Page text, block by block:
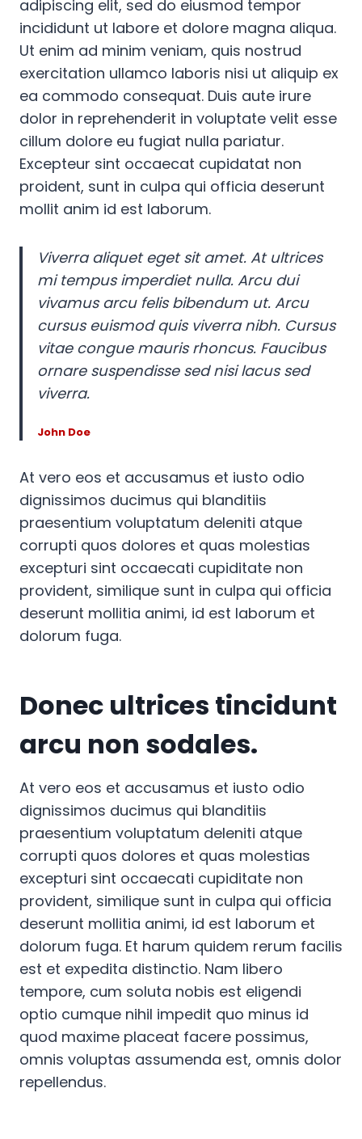
adipiscing elit, sed do eiusmod tempor
incididunt ut labore et dolore magna aliqua.
Ut enim ad minim veniam, quis nostrud
exercitation ullamco laboris nisi ut aliquip ex
ea commodo consequat. Duis aute irure
dolor in reprehenderit in voluptate velit esse
cillum dolore eu fugiat nulla pariatur.
Excepteur sint occaecat cupidatat non
proident, sunt in culpa qui officia deserunt
mollit anim id est laborum.
Viverra aliquet eget sit amet. At ultrices
mi tempus imperdiet nulla. Arcu dui
vivamus arcu felis bibendum ut. Arcu
cursus euismod quis viverra nibh. Cursus
vitae congue mauris rhoncus. Faucibus
ornare suspendisse sed nisi lacus sed
viverra.
John Doe
At vero eos et accusamus et iusto odio
dignissimos ducimus qui blanditiis
praesentium voluptatum deleniti atque
corrupti quos dolores et quas molestias
excepturi sint occaecati cupiditate non
provident, similique sunt in culpa qui officia
deserunt mollitia animi, id est laborum et
dolorum fuga.
Donec ultrices tincidunt
arcu non sodales.
At vero eos et accusamus et iusto odio
dignissimos ducimus qui blanditiis
praesentium voluptatum deleniti atque
corrupti quos dolores et quas molestias
excepturi sint occaecati cupiditate non
provident, similique sunt in culpa qui officia
deserunt mollitia animi, id est laborum et
dolorum fuga. Et harum quidem rerum facilis
est et expedita distinctio. Nam libero
tempore, cum soluta nobis est eligendi
optio cumque nihil impedit quo minus id
quod maxime placeat facere possimus,
omnis voluptas assumenda est, omnis dolor
repellendus.